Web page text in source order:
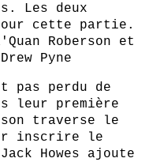
Les deux
cette partie.
Roberson et
Pyne
pas perdu de
leur première
traverse le
inscrire le
Howes ajoute